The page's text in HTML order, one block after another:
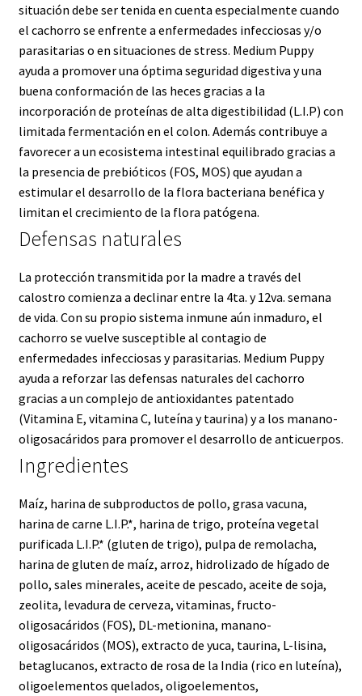
situación debe ser tenida en cuenta especialmente cuando
el cachorro se enfrente a enfermedades infecciosas y/o
parasitarias o en situaciones de stress. Medium Puppy
ayuda a promover una óptima seguridad digestiva y una
buena conformación de las heces gracias a la
incorporación de proteínas de alta digestibilidad (L.I.P) con
limitada fermentación en el colon. Además contribuye a
favorecer a un ecosistema intestinal equilibrado gracias a
la presencia de prebióticos (FOS, MOS) que ayudan a
estimular el desarrollo de la flora bacteriana benéfica y
limitan el crecimiento de la flora patógena.
Defensas naturales
La protección transmitida por la madre a través del
calostro comienza a declinar entre la 4ta. y 12va. semana
de vida. Con su propio sistema inmune aún inmaduro, el
cachorro se vuelve susceptible al contagio de
enfermedades infecciosas y parasitarias. Medium Puppy
ayuda a reforzar las defensas naturales del cachorro
gracias a un complejo de antioxidantes patentado
(Vitamina E, vitamina C, luteína y taurina) y a los manano-
oligosacáridos para promover el desarrollo de anticuerpos.
Ingredientes
Maíz, harina de subproductos de pollo, grasa vacuna,
harina de carne L.I.P.*, harina de trigo, proteína vegetal
purificada L.I.P.* (gluten de trigo), pulpa de remolacha,
harina de gluten de maíz, arroz, hidrolizado de hígado de
pollo, sales minerales, aceite de pescado, aceite de soja,
zeolita, levadura de cerveza, vitaminas, fructo-
oligosacáridos (FOS), DL-metionina, manano-
oligosacáridos (MOS), extracto de yuca, taurina, L-lisina,
betaglucanos, extracto de rosa de la India (rico en luteína),
oligoelementos quelados, oligoelementos,